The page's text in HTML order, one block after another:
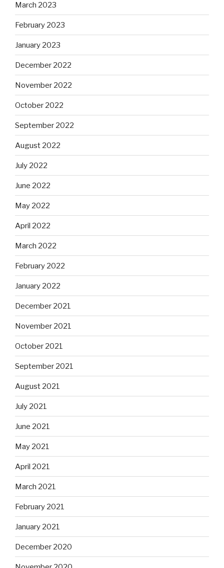
March 2023
February 2023
January 2023
December 2022
November 2022
October 2022
September 2022
August 2022
July 2022
June 2022
May 2022
April 2022
March 2022
February 2022
January 2022
December 2021
November 2021
October 2021
September 2021
August 2021
July 2021
June 2021
May 2021
April 2021
March 2021
February 2021
January 2021
December 2020